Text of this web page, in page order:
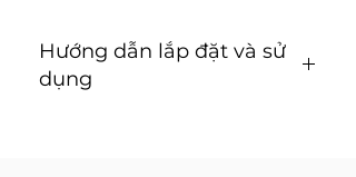
Hướng dẫn lắp đặt và sử
dụng